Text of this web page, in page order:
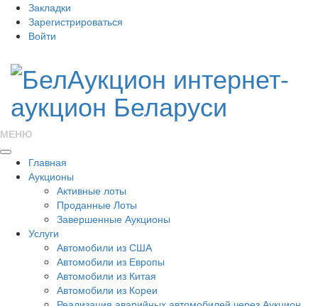
Закладки
Зарегистрироваться
Войти
МЕНЮ
Главная
Аукционы
Активные лоты
Проданные Лоты
Завершенные Аукционы
Услуги
Автомобили из США
Автомобили из Европы
Автомобили из Китая
Автомобили из Кореи